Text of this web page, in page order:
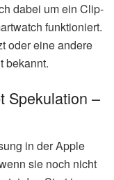
dabei um ein Clip-
funktioniert.
oder eine andere
bekannt.
Spekulation –
in der Apple
sie noch nicht